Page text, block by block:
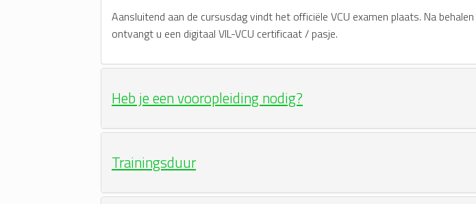
Aansluitend aan de cursusdag vindt het officiële VCU examen plaats. Na
ontvangt u een digitaal VIL-VCU certificaat / pasje.
Heb je een vooropleiding nodig?
Trainingsduur